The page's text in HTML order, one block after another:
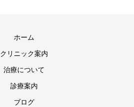
ホーム
クリニック案内
治療について
診療案内
ブログ